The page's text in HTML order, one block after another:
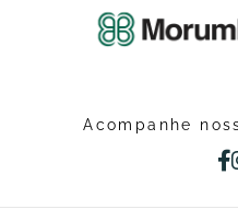
Acompanhe